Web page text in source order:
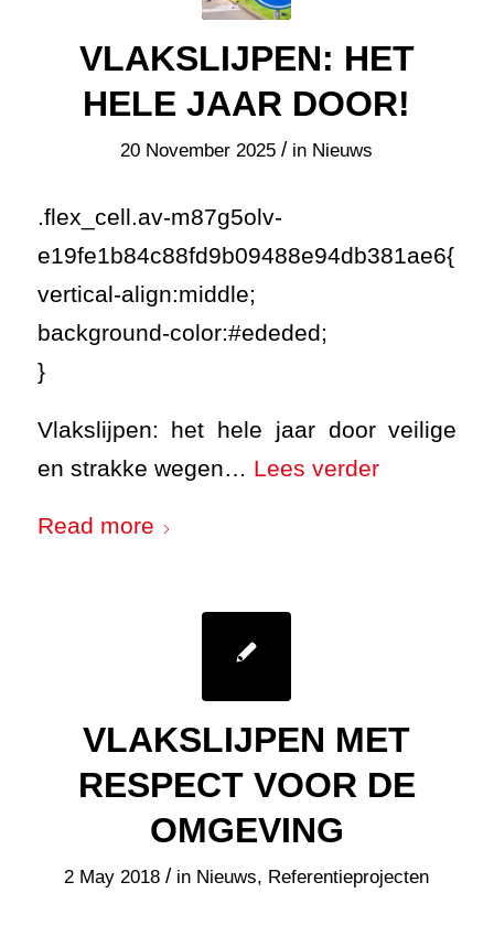
VLAKSLIJPEN: HET
HELE JAAR DOOR!
20 November 2025 / in Nieuws
.flex_cell.av-m87g5olv-
e19fe1b84c88fd9b09488e94db381ae6{
vertical-align:middle;
background-color:#ededed;
}
Vlakslijpen: het hele jaar door veilige
en strakke wegen… Lees verder
Read more
VLAKSLIJPEN MET
RESPECT VOOR DE
OMGEVING
2 May 2018 / in Nieuws, Referentieprojecten